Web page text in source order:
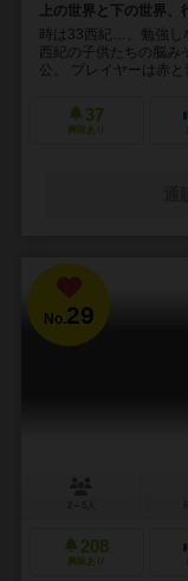
上の世界と下の世界
時は33西紀…。勉強し
西紀の子供たちの脳み
公。 プレイヤーは赤と
37
興味あり
No.29
208
興味あり